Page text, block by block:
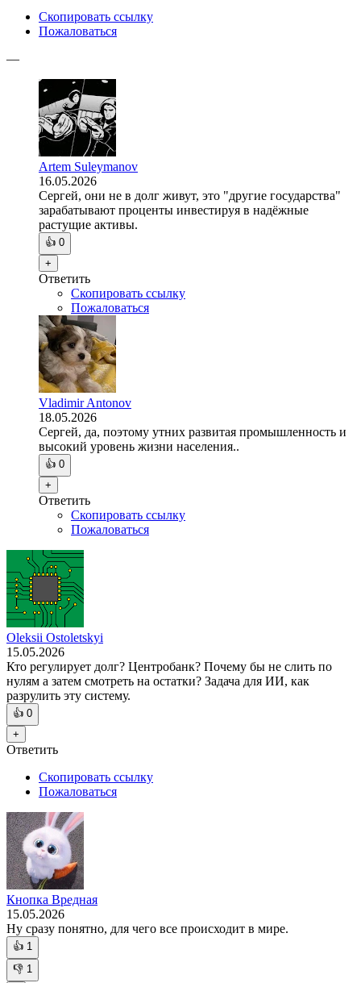
Скопировать ссылку
Пожаловаться
—
Artem Suleymanov
16.05.2026
Сергей, они не в долг живут, это "другие государства"
зарабатывают проценты инвестируя в надёжные
растущие активы.
👍 0
+
Ответить
Скопировать ссылку
Пожаловаться
Vladimir Antonov
18.05.2026
Сергей, да, поэтому утних развитая промышленность и
высокий уровень жизни населения..
👍 0
+
Ответить
Скопировать ссылку
Пожаловаться
Oleksii Ostoletskyi
15.05.2026
Кто регулирует долг? Центробанк? Почему бы не слить по
нулям а затем смотреть на остатки? Задача для ИИ, как
разрулить эту систему.
👍 0
+
Ответить
Скопировать ссылку
Пожаловаться
Кнопка Вредная
15.05.2026
Ну сразу понятно, для чего все происходит в мире.
👍 1
👎 1